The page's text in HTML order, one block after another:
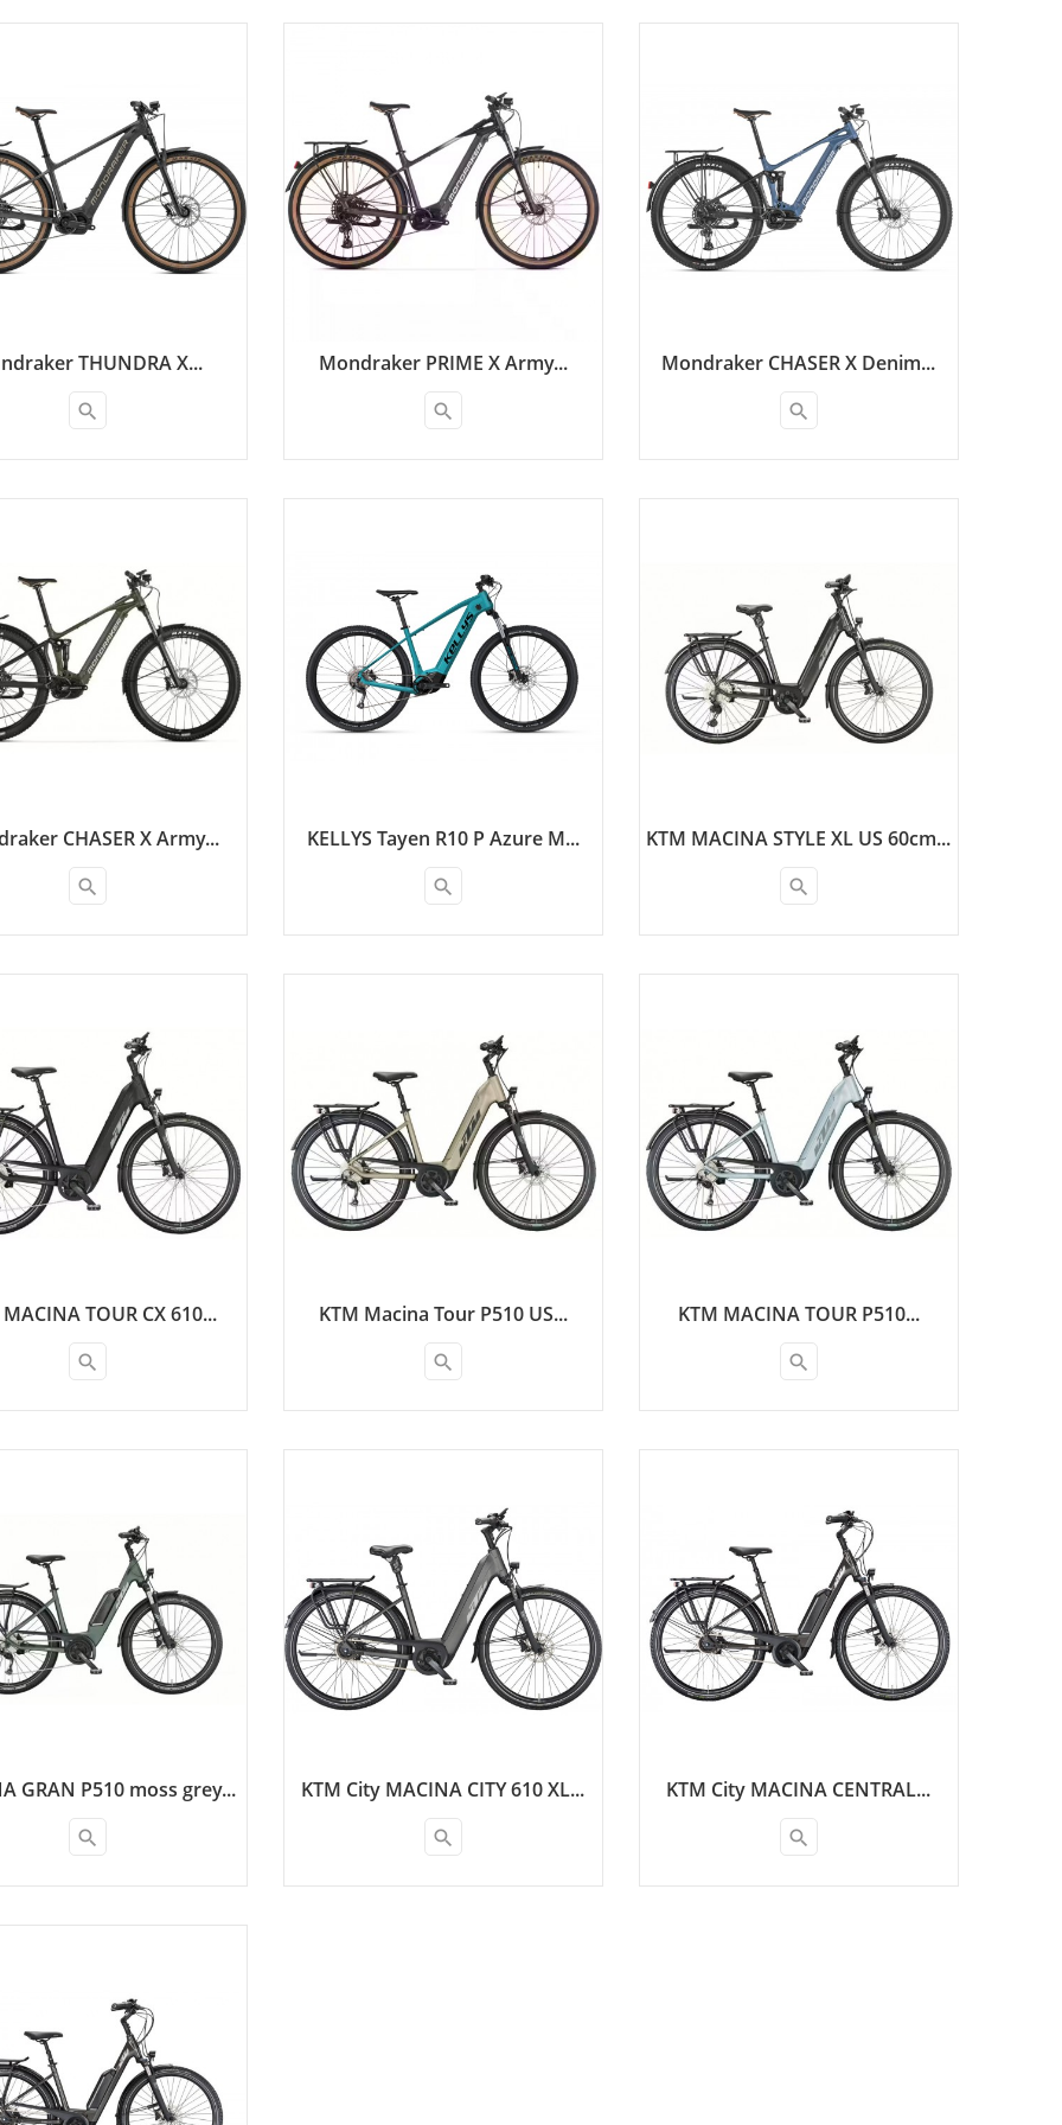
THUNDRA X...
search
Mondraker PRIME X Army...
search
Mondraker CHASER X Denim...
search
CHASER X Army...
search
KELLYS Tayen R10 P Azure M...
search
KTM MACINA STYLE XL US 60cm...
search
TOUR CX 610...
search
KTM Macina Tour P510 US...
search
KTM MACINA TOUR P510...
search
GRAN P510 moss grey...
search
KTM City MACINA CITY 610 XL...
search
KTM City MACINA CENTRAL...
search